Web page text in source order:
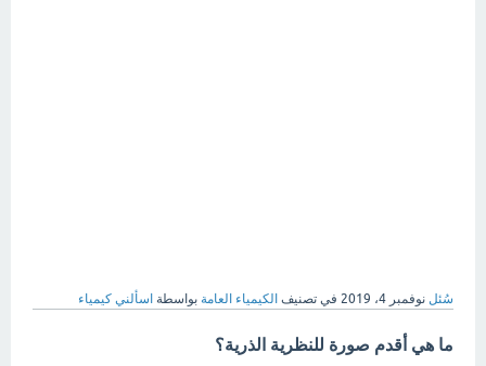
سُئل نوفمبر 4، 2019 في تصنيف الكيمياء العامة بواسطة اسألني كيمياء
ما هي أقدم صورة للنظرية الذرية؟